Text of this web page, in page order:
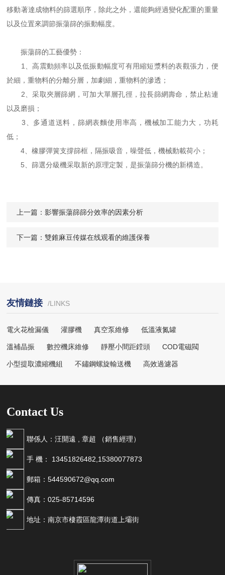
移動著達成物料的篩選順序，除此之外，還能夠經過變化配重的重量
以及位置來調節振蕩篩的振動幅度。
振蕩篩的工藝優勢：
1、高震動頻率以及低振動幅度可有用縮短漿料的表觀張力，便
於細，重物料的分離分層，加劇細，重物料的滲透；
2、采取夾層篩網，可加大單層孔徑，拉長篩網壽命，禁止粘連
以及磨損；
3、多通道送料，篩網表麵使用率高，機械加工能力大，功耗
低；
4、橡膠彈簧支撐篩框，隔振吸音，噪聲低，機械動載荷小；
5、篩選分級機采取新的原理定製，是振蕩篩分機的新構造。
上一篇：影響振蕩篩篩分效率的因素分析
下一篇：雙錐麻豆传媒在线观看的維護保養
友情鏈接 /LINKS
電火花檢漏儀 灌膠機 真空泵維修 低溫液氮罐
溫補晶振 數控機床維修 靜壓小間距鏜頭 COD電磁閥
小型提取濃縮機組 不鏽鋼螺旋輸送機 高效過濾器
Contact Us
聯係人：汪開遠 , 章超 （銷售經理）
手 機： 13451826482,15380077873
郵箱：544590672@qq.com
傳真：025-85714596
地址：南京市棲霞區龍潭街道上壩街